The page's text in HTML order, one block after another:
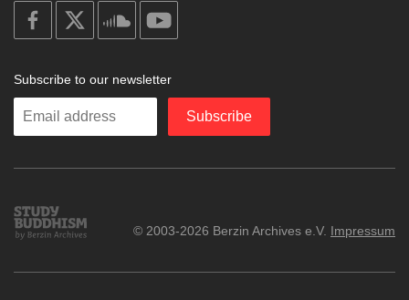
on
facebook
soundcloud
Subscribe to our newsletter
Enter
Subscribe
Study
Buddhism
© 2003-2026 Berzin Archives e.V. Impressum